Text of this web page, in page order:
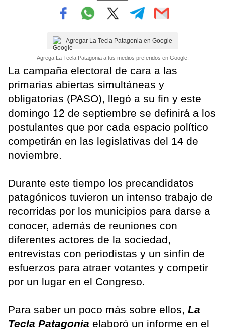
Agregar La Tecla Patagonia en Google
Agrega La Tecla Patagonia a tus medios preferidos en Google.
La campaña electoral de cara a las
primarias abiertas simultáneas y
obligatorias (PASO), llegó a su fin y este
domingo 12 de septiembre se definirá a los
postulantes que por cada espacio político
competirán en las legislativas del 14 de
noviembre.
Durante este tiempo los precandidatos
patagónicos tuvieron un intenso trabajo de
recorridas por los municipios para darse a
conocer, además de reuniones con
diferentes actores de la sociedad,
entrevistas con periodistas y un sinfín de
esfuerzos para atraer votantes y competir
por un lugar en el Congreso.
Para saber un poco más sobre ellos, La
Tecla Patagonia elaboró un informe en el